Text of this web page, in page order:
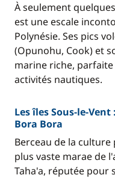
À seulement
est une escale
Polynésie. Ses pics
(Opunohu, Cook) et
marine riche,
activités nautiques.
Les îles Sous-le-
Bora Bora
Berceau de la
plus vaste marae de
Taha'a, réputée pour